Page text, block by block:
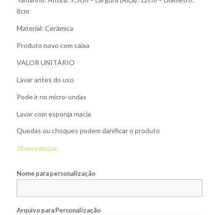
8cm
Material: Cerâmica
Produto novo com caixa
VALOR UNITÁRIO
Lavar antes do uso
Pode ir no micro-ondas
Lavar com esponja macia
Quedas ou choques podem danificar o produto
18 em estoque
Nome para personalização
Arquivo para Personalização